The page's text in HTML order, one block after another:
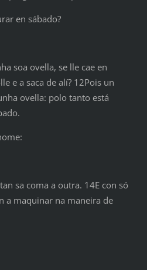
en sábado?
soa ovella, se lle cae en
e a saca de alí? 12Pois un
ovella: polo tanto está
sa coma a outra. 14E con só
a maquinar na maneira de